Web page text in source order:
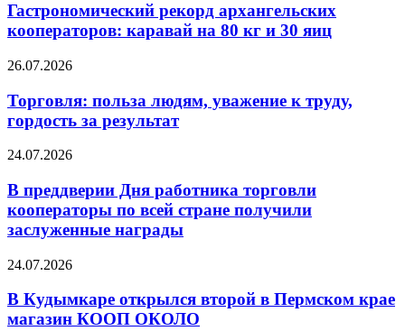
Гастрономический рекорд архангельских
кооператоров: каравай на 80 кг и 30 яиц
26.07.2026
Торговля: польза людям, уважение к труду,
гордость за результат
24.07.2026
В преддверии Дня работника торговли
кооператоры по всей стране получили
заслуженные награды
24.07.2026
В Кудымкаре открылся второй в Пермском крае
магазин КООП ОКОЛО